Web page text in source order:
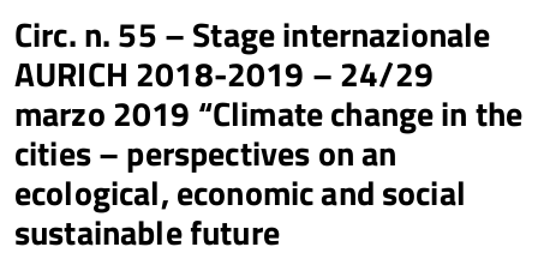
Circ. n. 55 – Stage internazionale
AURICH 2018-2019 – 24/29
marzo 2019 “Climate change in the
cities – perspectives on an
ecological, economic and social
sustainable future